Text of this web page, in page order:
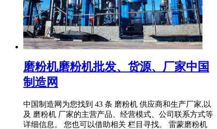
磨粉机磨粉机批发、货源、厂家中国
制造网
中国制造网为您找到 43 条 磨粉机 供应商和生产厂家,以
及 磨粉机 厂家的主营产品、经营模式、公司联系方式等
详细信息。 您也可以借助相关 栏目寻找。 雷蒙磨粉机